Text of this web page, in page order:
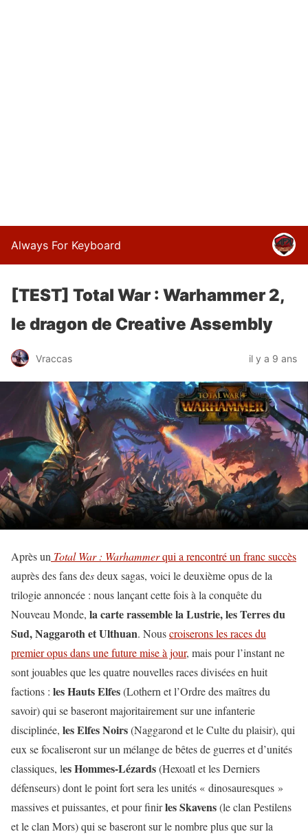
Always For Keyboard
[TEST] Total War : Warhammer 2,
le dragon de Creative Assembly
Vraccas il y a 9 ans
Après un Total War : Warhammerqui a rencontré un franc succès
auprès des fans desdeux sagas, voici le deuxième opus de la
trilogie annoncée : nous lançant cette fois à la conquête du
Nouveau Monde, la carte rassemble la Lustrie, les Terres du
Sud, Naggaroth et Ulthuan. Nouscroiserons les races du
premier opus dans une future mise à jour, mais pour l’instant ne
sont jouables que les quatre nouvelles races divisées en huit
factions : les Hauts Elfes(Lothern et l’Ordre des maîtres du
savoir) qui se baseront majoritairement sur une infanterie
disciplinée, les Elfes Noirs(Naggarond et le Culte du plaisir), qui
eux se focaliseront sur un mélange de bêtes de guerres et d’unités
classiques, les Hommes-Lézards(Hexoatl et les Derniers
défenseurs) dont le point fort sera les unités « dinosauresques »
massives et puissantes, et pour finirles Skavens(le clan Pestilens
et le clan Mors) qui se baseront sur le nombre plus que sur la